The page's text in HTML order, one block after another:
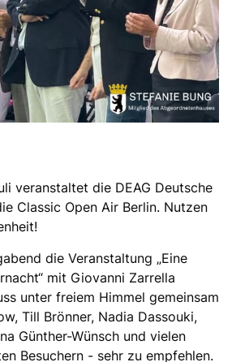
veranstaltet die DEAG Deutsche
Classic Open Air Berlin. Nutzen
die Veranstaltung „Eine
mit Giovanni Zarrella
unter freiem Himmel gemeinsam
Till Brönner, Nadia Dassouki,
Günther-Wünsch und vielen
Besuchern - sehr zu empfehlen.